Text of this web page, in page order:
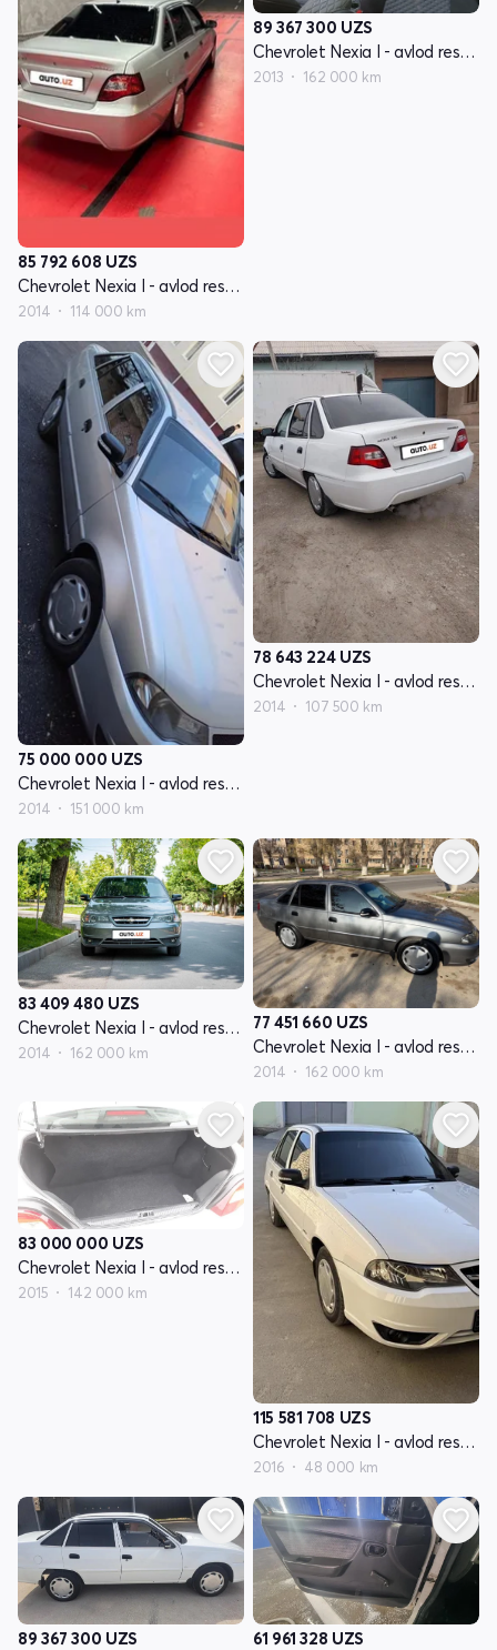
85 792 608 UZS
Chevrolet Nexia I - avlod restayling
2014 114 000 km
89 367 300 UZS
Chevrolet Nexia I - avlod restayling
2013 162 000 km
75 000 000 UZS
Chevrolet Nexia I - avlod restayling
2014 151 000 km
78 643 224 UZS
Chevrolet Nexia I - avlod restayling
2014 107 500 km
83 409 480 UZS
Chevrolet Nexia I - avlod restayling
2014 162 000 km
77 451 660 UZS
Chevrolet Nexia I - avlod restayling
2014 162 000 km
83 000 000 UZS
Chevrolet Nexia I - avlod restayling
2015 142 000 km
115 581 708 UZS
Chevrolet Nexia I - avlod restayling
2016 48 000 km
89 367 300 UZS
61 961 328 UZS